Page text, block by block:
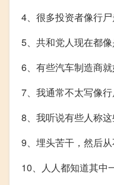
4、很多投资者像行尸
5、共和党人现在都像
6、有些汽车制造商
7、我通常不太写像行
8、我听说有些人称这
9、埋头苦干，然后从
10、人人都知道其中